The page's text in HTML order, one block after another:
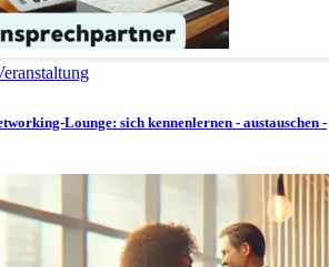
Lounge: sich kennenlernen - austauschen -